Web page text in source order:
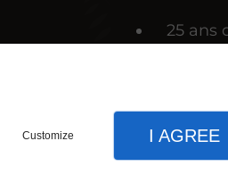
Customize I AGREE
25 ans